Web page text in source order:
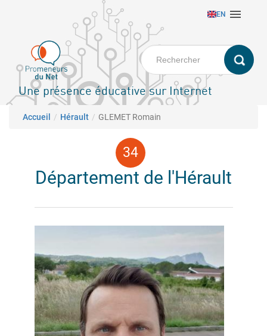
principal
EN 
Une présence éducative sur Internet
Fil d'Ariane
Accueil Hérault GLEMET Romain
Département de l'Hérault